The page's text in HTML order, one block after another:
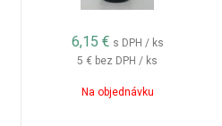
6,15 € s DPH / ks
5 € bez DPH / ks
Na objednávku